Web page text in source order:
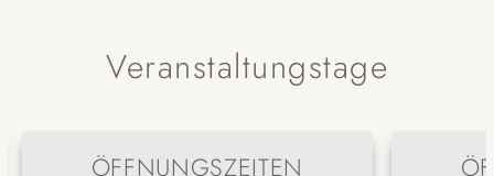
Veranstaltungstage
ÖFFNUNGSZEITEN